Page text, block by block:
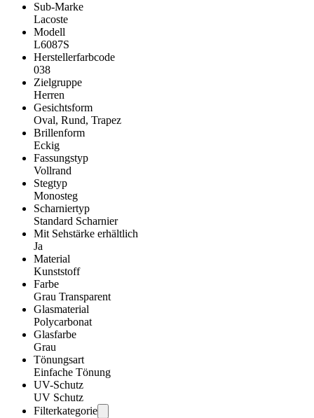
Sub-Marke
Lacoste
Modell
L6087S
Herstellerfarbcode
038
Zielgruppe
Herren
Gesichtsform
Oval, Rund, Trapez
Brillenform
Eckig
Fassungstyp
Vollrand
Stegtyp
Monosteg
Scharniertyp
Standard Scharnier
Mit Sehstärke erhältlich
Ja
Material
Kunststoff
Farbe
Grau Transparent
Glasmaterial
Polycarbonat
Glasfarbe
Grau
Tönungsart
Einfache Tönung
UV-Schutz
UV Schutz
Filterkategorie